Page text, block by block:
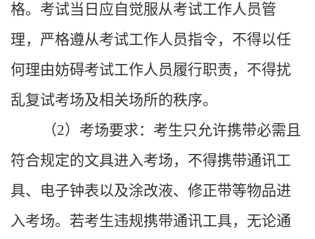
格。考试当日应自觉服从考试工作人员管
理，严格遵从考试工作人员指令，不得以任
何理由妨碍考试工作人员履行职责，不得扰
乱复试考场及相关场所的秩序。
（2）考场要求：考生只允许携带必需且
符合规定的文具进入考场，不得携带通讯工
具、电子钟表以及涂改液、修正带等物品进
入考场。若考生违规携带通讯工具，无论通